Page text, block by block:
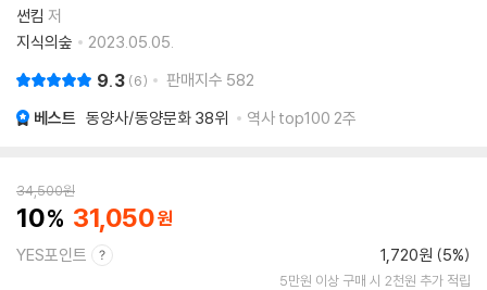
썬킴 저
지식의숲
2023.05.05.
9.3 6 판매지수 582
베스트 동양사/동양문화 38위 역사 top100 2주
34,500원
10 31,050
YES포인트 1,720원 (5%)
5만원 이상 구매 시 2천원 추가 적립